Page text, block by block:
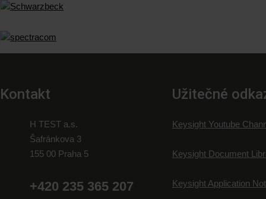
Kontakt
H TEST a.s.
Šafránkova 3
155 00 Praha 5
+420 235 365 207
Užitečné
Keysight Youtube
Keysight Document
Keysight Application